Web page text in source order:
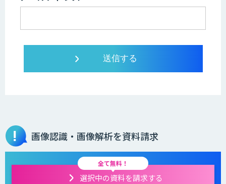
画像認識・画像解析を資料請求
全て無料！
選択中の資料を請求する